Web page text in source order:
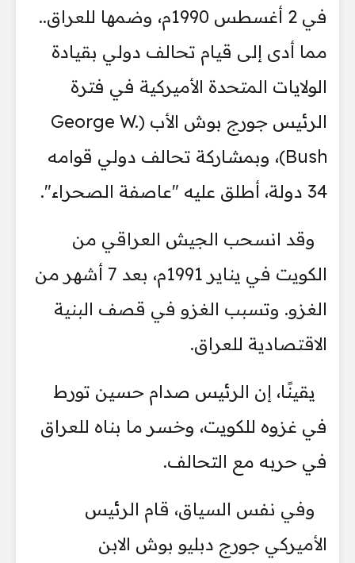
في 2 أغسطس 1990م، وضمها للعراق..
مما أدى إلى قيام تحالف دولي بقيادة
الولايات المتحدة الأميركية في فترة
الرئيس جورج بوش الأب (George W.
Bush)، وبمشاركة تحالف دولي قوامه
34 دولة، أطلق عليه "عاصفة الصحراء".
وقد انسحب الجيش العراقي من
الكويت في يناير 1991م، بعد 7 أشهر من
الغزو. وتسبب الغزو في قصف البنية
الاقتصادية للعراق.
يقينًا، إن الرئيس صدام حسين تورط
في غزوه للكويت، وخسر ما بناه للعراق
في حربه مع التحالف.
وفي نفس السياق، قام الرئيس
الأميركي جورج دبليو بوش الابن